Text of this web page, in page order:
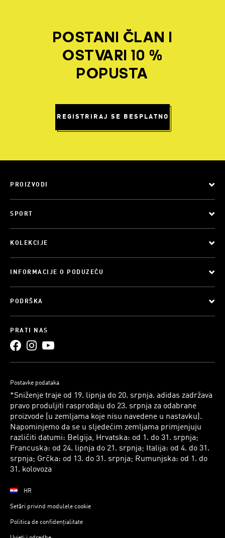
POSTANI ČLAN I
OSTVARI 10 %
POPUSTA
REGISTRIRAJ SE BESPLATNO
PROIZVODI
SPORT
KOLEKCIJE
INFORMACIJE O PODUZEĆU
PODRŠKA
PRATI NAS
Postavke podataka
*Sniženje traje od 19. lipnja do 20. srpnja. adidas zadržava
pravo produljiti rasprodaju do 23. srpnja za odabrane
proizvode (u zemljama koje nisu navedene u nastavku).
Napominjemo da se u sljedećim zemljama primjenjuju
različiti datumi: Belgija, Hrvatska: od 1. do 31. srpnja;
Francuska: od 24. lipnja do 21. srpnja; Italija: od 4. do 31.
srpnja; Grčka: od 13. do 31. srpnja; Rumunjska: od 1. do
31. kolovoza
HR
Setări privind modulele cookie
Politica de confidențialitate